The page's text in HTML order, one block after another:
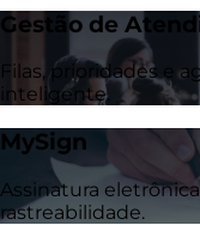
Gestão de
Filas, prioridades e
inteligente.
MySign
Assinatura
rastreabilidade.